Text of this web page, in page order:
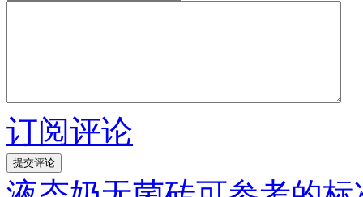
订阅评论